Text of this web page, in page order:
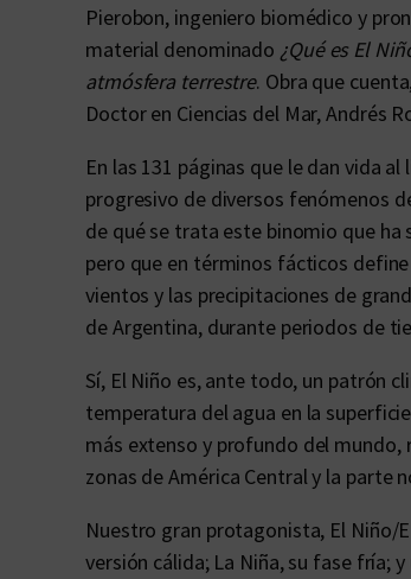
Pierobon, ingeniero biomédico y
material denominado ¿Qué es El
atmósfera terrestre. Obra que
Doctor en Ciencias del Mar, Andrés
En las 131 páginas que le dan vida
progresivo de diversos fenómenos
de qué se trata este binomio que ha
pero que en términos fácticos
vientos y las precipitaciones de
de Argentina, durante periodos de
Sí, El Niño es, ante todo, un patrón
temperatura del agua en la
más extenso y profundo del mundo,
zonas de América Central y la parte
Nuestro gran protagonista, El Niño/
versión cálida; La Niña, su fase fría;